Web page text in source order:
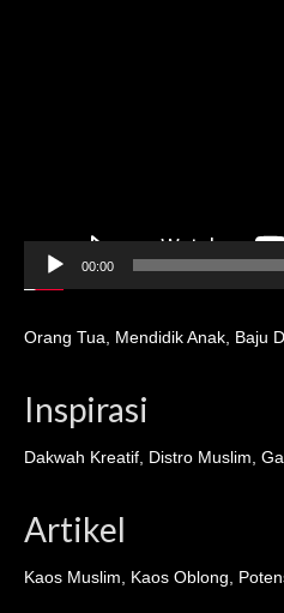
00:00
Orang Tua, Mendidik Anak, Baju
Inspirasi
Dakwah Kreatif, Distro Muslim,
Artikel
Kaos Muslim, Kaos Oblong,